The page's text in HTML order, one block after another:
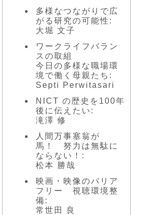
多様なつながりで広
がる研究の可能性:
大堀 文子
ワークライフバラン
スの取組
今日の多様な職場環
境で働く母親たち:
Septi Perwitasari
NICT の歴史を100年
後に伝えたい:
滝澤 修
人間万事塞翁が
馬！ 努力は無駄に
ならない！:
松本 勝哉
映画・映像のバリア
フリー 視聴環境整
備:
常世田 良